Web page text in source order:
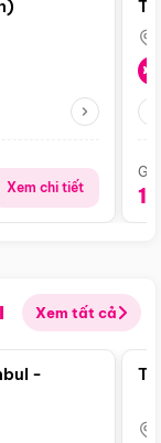
Xem chi tiết
Xem tất cả
nổi bật
-